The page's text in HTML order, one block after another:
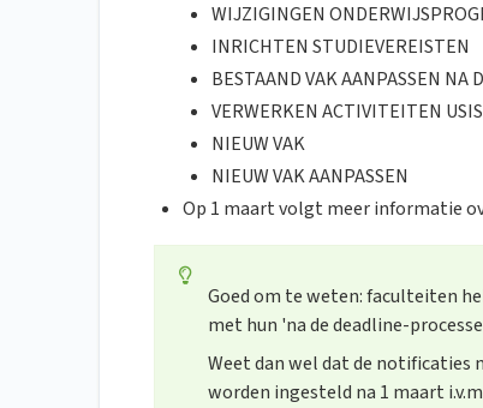
WIJZIGINGEN
INRICHTEN STUDIEVEREISTEN
BESTAAND VAK AANPASSEN NA
VERWERKEN ACTIVITEITEN USIS
NIEUW VAK
NIEUW VAK AANPASSEN
Op 1 maart volgt meer informatie
Goed om te weten: faculteiten
met hun 'na de deadline-
Weet dan wel dat de notificaties
worden ingesteld na 1 maart